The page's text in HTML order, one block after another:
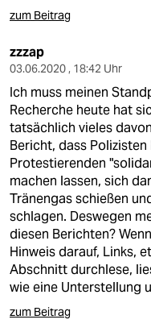
zum Beitrag
zzzap
03.06.2020 , 18:42 Uhr
Ich muss meinen
Recherche heute hat
tatsächlich vieles
Bericht, dass
Protestierenden
machen lassen, sich
Tränengas schießen
schlagen. Deswegen
diesen Berichten?
Hinweis darauf, Links,
Abschnitt durchlese,
wie eine Unterstellung
zum Beitrag